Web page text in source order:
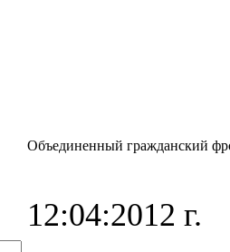
Объединенный гражданский
12:04:2012 г.